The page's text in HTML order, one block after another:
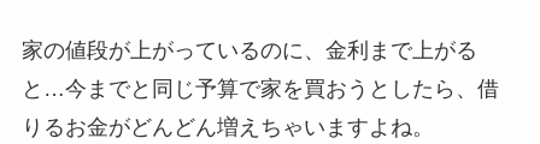
家の値段が上がっているのに、金利まで上がる
と…今までと同じ予算で家を買おうとしたら、借
りるお金がどんどん増えちゃいますよね。